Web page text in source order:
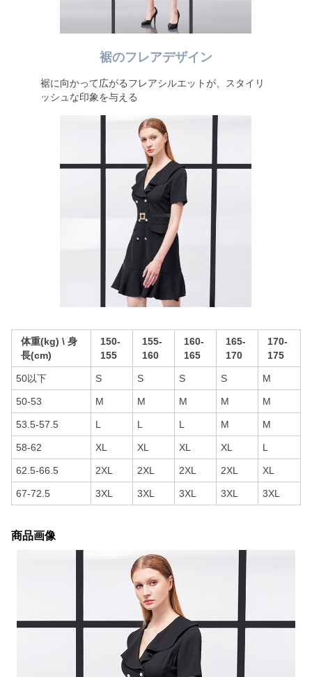
裾のフレアデザイン
裾に向かって広がるフレアシルエットが、スタイリ
ッシュな印象を与える
体重(kg) \ 身
長(cm)
150-
155
155-
160
160-
165
165-
170
170-
175
50以下 S S S S M
50-53 M M M M M
53.5-57.5 L L L M M
58-62 XL XL XL XL L
62.5-66.5 2XL 2XL 2XL 2XL XL
67-72.5 3XL 3XL 3XL 3XL 3XL
商品画像